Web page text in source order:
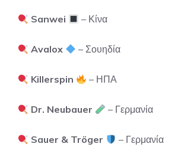
Sanwei – Κίνα
Avalox – Σουηδία
Killerspin – ΗΠΑ
Dr. Neubauer – Γερμανία
Sauer & Tröger – Γερμανία